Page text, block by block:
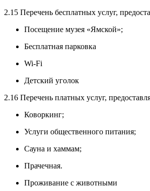
2.15 Перечень бесплатных услуг,
Посещение музея «Ямской»;
Бесплатная парковка
Wi-Fi
Детский уголок
2.16 Перечень платных услуг,
Коворкинг;
Услуги общественного питания;
Сауна и хаммам;
Прачечная.
Проживание с животными